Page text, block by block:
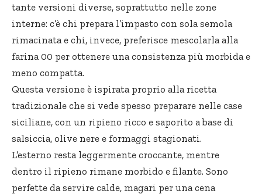
tante versioni diverse, soprattutto nelle zone
interne: c’è chi prepara l’impasto con sola semola
rimacinata e chi, invece, preferisce mescolarla alla
farina 00 per ottenere una consistenza più morbida e
meno compatta.
Questa versione è ispirata proprio alla ricetta
tradizionale che si vede spesso preparare nelle case
siciliane, con un ripieno ricco e saporito a base di
salsiccia, olive nere e formaggi stagionati.
L’esterno resta leggermente croccante, mentre
dentro il ripieno rimane morbido e filante. Sono
perfette da servire calde, magari per una cena